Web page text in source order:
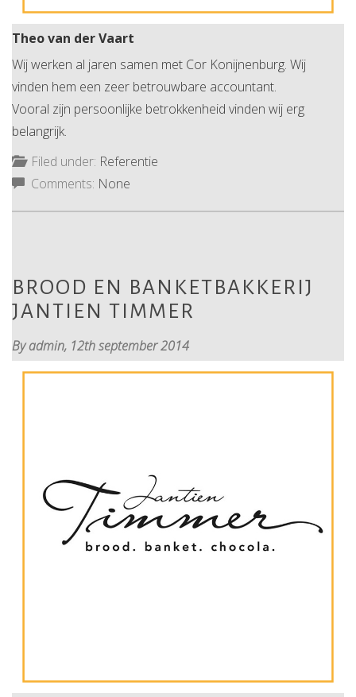
Theo van der Vaart
Wij werken al jaren samen met Cor Konijnenburg. Wij
vinden hem een zeer betrouwbare accountant.
Vooral zijn persoonlijke betrokkenheid vinden wij erg
belangrijk.
Filed under: Referentie
Comments: None
BROOD EN BANKETBAKKERIJ
JANTIEN TIMMER
By admin, 12th september 2014